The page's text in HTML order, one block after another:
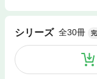
シリーズ 全30冊